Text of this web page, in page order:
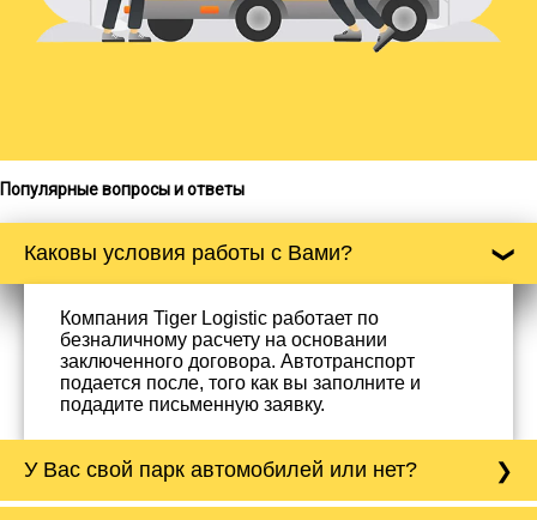
Популярные вопросы и ответы
Каковы условия работы с Вами?
Компания Tiger Logistic работает по
безналичному расчету на основании
заключенного договора. Автотранспорт
подается после, того как вы заполните и
подадите письменную заявку.
У Вас свой парк автомобилей или нет?